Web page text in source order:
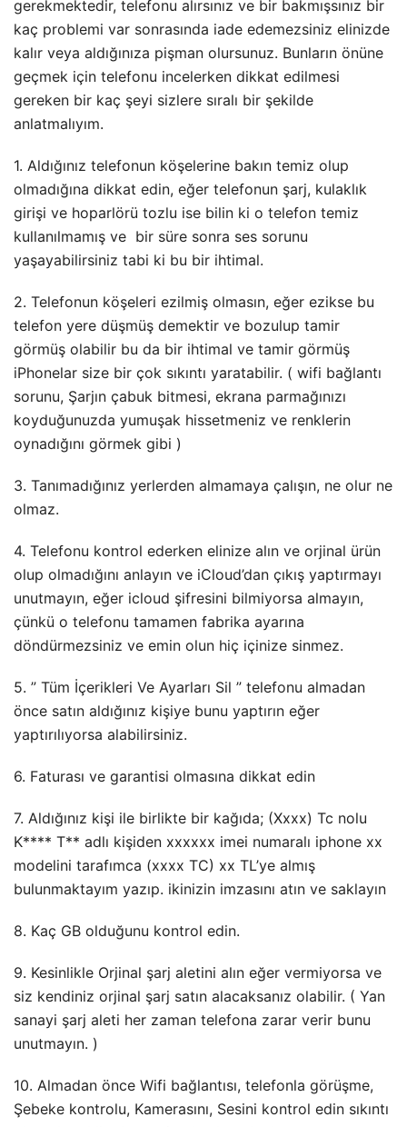
gerekmektedir, telefonu alırsınız ve bir bakmışsınız bir
kaç problemi var sonrasında iade edemezsiniz elinizde
kalır veya aldığınıza pişman olursunuz. Bunların önüne
geçmek için telefonu incelerken dikkat edilmesi
gereken bir kaç şeyi sizlere sıralı bir şekilde
anlatmalıyım.
1. Aldığınız telefonun köşelerine bakın temiz olup
olmadığına dikkat edin, eğer telefonun şarj, kulaklık
girişi ve hoparlörü tozlu ise bilin ki o telefon temiz
kullanılmamış ve bir süre sonra ses sorunu
yaşayabilirsiniz tabi ki bu bir ihtimal.
2. Telefonun köşeleri ezilmiş olmasın, eğer ezikse bu
telefon yere düşmüş demektir ve bozulup tamir
görmüş olabilir bu da bir ihtimal ve tamir görmüş
iPhonelar size bir çok sıkıntı yaratabilir. ( wifi bağlantı
sorunu, Şarjın çabuk bitmesi, ekrana parmağınızı
koyduğunuzda yumuşak hissetmeniz ve renklerin
oynadığını görmek gibi )
3. Tanımadığınız yerlerden almamaya çalışın, ne olur ne
olmaz.
4. Telefonu kontrol ederken elinize alın ve orjinal ürün
olup olmadığını anlayın ve iCloud’dan çıkış yaptırmayı
unutmayın, eğer icloud şifresini bilmiyorsa almayın,
çünkü o telefonu tamamen fabrika ayarına
döndürmezsiniz ve emin olun hiç içinize sinmez.
5. ” Tüm İçerikleri Ve Ayarları Sil ” telefonu almadan
önce satın aldığınız kişiye bunu yaptırın eğer
yaptırılıyorsa alabilirsiniz.
6. Faturası ve garantisi olmasına dikkat edin
7. Aldığınız kişi ile birlikte bir kağıda; (Xxxx) Tc nolu
K**** T** adlı kişiden xxxxxx imei numaralı iphone xx
modelini tarafımca (xxxx TC) xx TL’ye almış
bulunmaktayım yazıp. ikinizin imzasını atın ve saklayın
8. Kaç GB olduğunu kontrol edin.
9. Kesinlikle Orjinal şarj aletini alın eğer vermiyorsa ve
siz kendiniz orjinal şarj satın alacaksanız olabilir. ( Yan
sanayi şarj aleti her zaman telefona zarar verir bunu
unutmayın. )
10. Almadan önce Wifi bağlantısı, telefonla görüşme,
Şebeke kontrolu, Kamerasını, Sesini kontrol edin sıkıntı